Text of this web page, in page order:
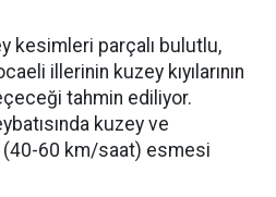
kesimleri parçalı bulutlu,
illerinin kuzey kıyılarının
tahmin ediliyor.
kuzey ve
60 km/saat) esmesi